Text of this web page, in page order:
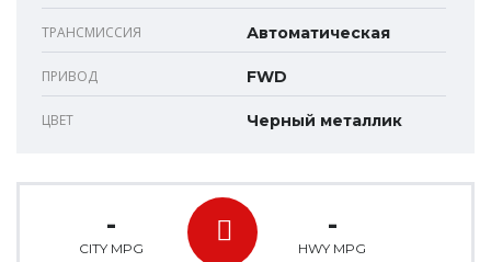
ТРАНСМИССИЯ Автоматическая
ПРИВОД FWD
ЦВЕТ Черный металлик
-
CITY MPG
-
HWY MPG